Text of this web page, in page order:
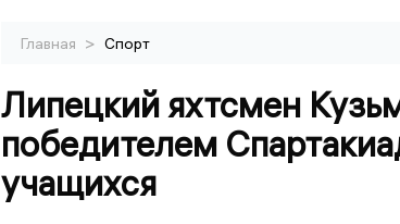
Главная > Спорт
Липецкий яхтсмен
победителем
учащихся